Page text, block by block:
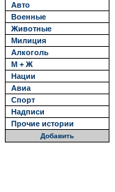
Авто
Военные
Животные
Милиция
Алкоголь
М + Ж
Нации
Авиа
Спорт
Надписи
Прочие истории
Добавить